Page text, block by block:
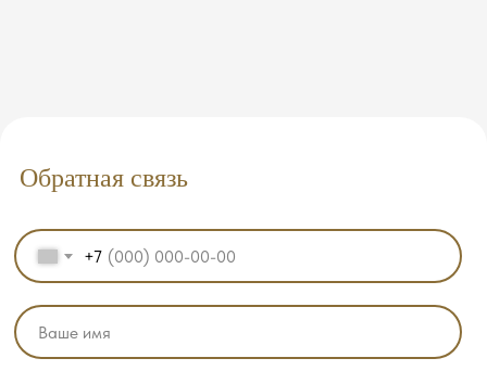
Обратная связь
+7